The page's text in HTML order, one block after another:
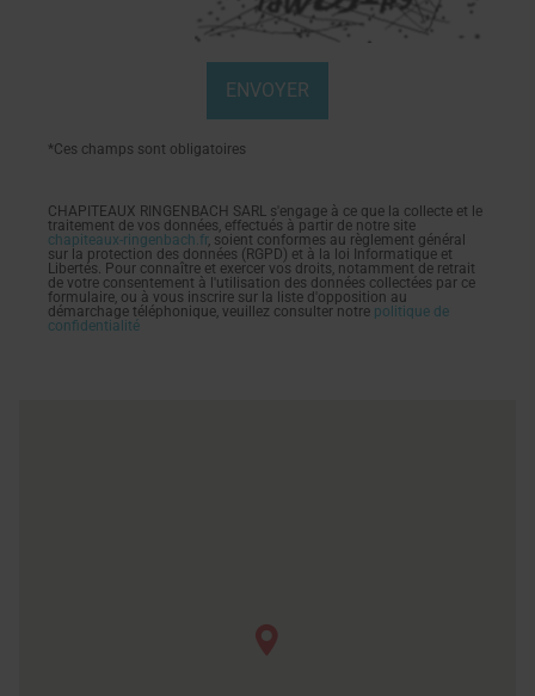
*Ces champs sont obligatoires
CHAPITEAUX RINGENBACH SARL s'engage à ce que la collecte et le
traitement de vos données, effectués à partir de notre site
chapiteaux-ringenbach.fr, soient conformes au règlement général
sur la protection des données (RGPD) et à la loi Informatique et
Libertés. Pour connaître et exercer vos droits, notamment de retrait
de votre consentement à l'utilisation des données collectées par ce
formulaire, ou à vous inscrire sur la liste d'opposition au
démarchage téléphonique, veuillez consulter notre politique de
confidentialité